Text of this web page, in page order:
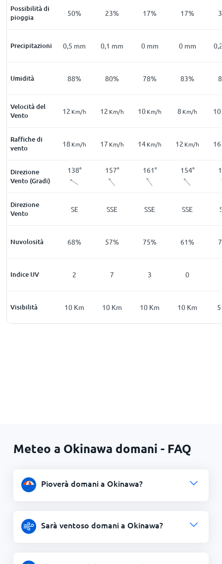
Possibilità di
pioggia46% 50% 23% 17% 17%
Precipitazioni
0,3mm 0,5 mm 0,1 mm 0 mm 0 mm
Umidità
89 88% 80% 78% 83%
Velocità del
Vento13Km/h 12 Km/h 12 Km/h 10Km/h 8 Km/h 10
Raffiche di
vento
h 20Km/h 18 Km/h 17 Km/h 14Km/h 12 Km/h 16
Direzione
Vento (Gradi)
136 138° 157° 161° 154°
Direzione
Vento SE SE SSE SSE SSE
Nuvolosità
74% 68% 57% 75% 61%
Indice UV
0 2 7 3 0
Visibilità
9Km 10 Km 10 Km 10 Km 10 Km 5
Meteo a Okinawa domani - FAQ
Pioverà domani a Okinawa?
Sarà ventoso domani a Okinawa?